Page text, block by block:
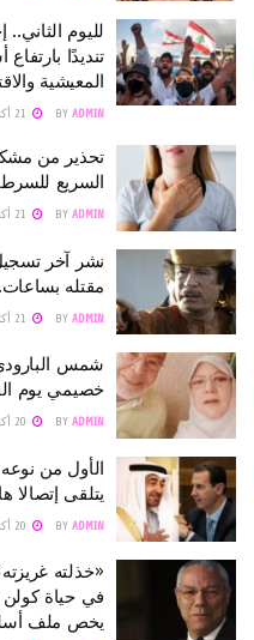
لليوم
تنديدًا
المعيشية
BYADMIN
تحذير من
السريع
BYADMIN
نشر آخر
مقتله
BYADMIN
شمس
خصيمي يوم
BYADMIN
الأول من
يتلقى إتصالا
BYADMIN
«خذلته
في حياة
يخص ملف